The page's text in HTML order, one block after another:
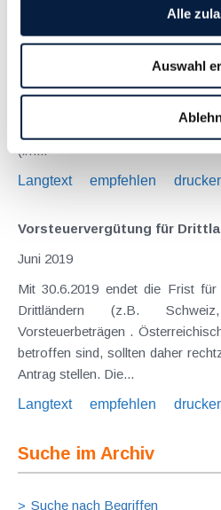
Alle
Auswahl
Gerade während der
Hochsaison. Oftmals ist es der
arbeiten zu gehen; genauso
(im...
Langtext
empfehlen
Vorsteuervergütung für
Juni 2019
Mit 30.6.2019 endet die Frist
Drittländern (z.B.
Vorsteuerbeträgen .
betroffen sind, sollten daher
Antrag stellen. Die...
Langtext
empfehlen
Suche im Archiv
Suche nach Begriffen